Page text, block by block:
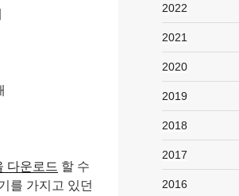
다운로드 할 수
를 가지고 있던
2022
2021
2020
2019
2018
2017
2016